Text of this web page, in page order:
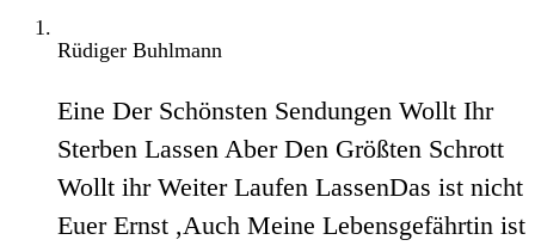
Rüdiger Buhlmann
Eine Der Schönsten Sendungen Wollt Ihr
Sterben Lassen Aber Den Größten Schrott
Wollt ihr Weiter Laufen LassenDas ist nicht
Euer Ernst ,Auch Meine Lebensgefährtin ist